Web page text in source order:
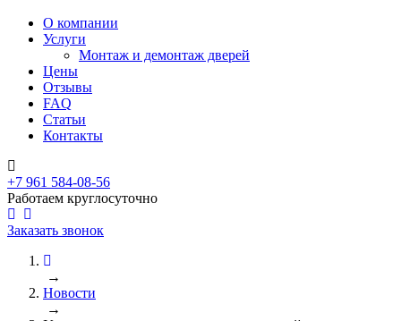
О компании
Услуги
Монтаж и демонтаж дверей
Цены
Отзывы
FAQ
Статьи
Контакты
+7 961 584-08-56
Работаем круглосуточно
Заказать звонок
→
Новости
→